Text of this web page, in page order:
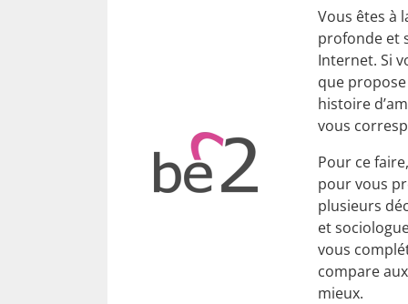
Vous êtes à
profonde et
Internet. Si
que
histoire
vous
Pour ce
pour vous
plusieurs
et
vous
compare
mieux.